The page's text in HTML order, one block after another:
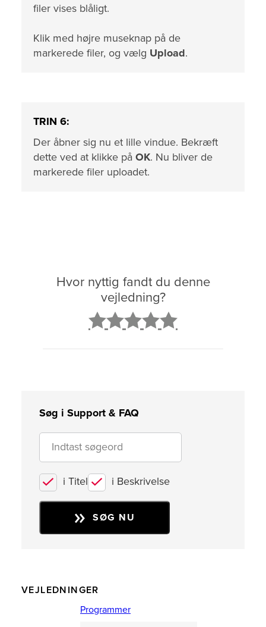
filer vises blåligt.
Klik med højre museknap på de
markerede filer, og vælg Upload.
TRIN 6:
Der åbner sig nu et lille vindue. Bekræft
dette ved at klikke på OK. Nu bliver de
markerede filer uploadet.
Hvor nyttig fandt du denne
vejledning?
Søg i Support & FAQ
i Titel i Beskrivelse
SØG NU
VEJLEDNINGER
Programmer